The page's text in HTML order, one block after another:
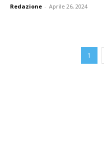
Redazione - Aprile 26, 2024
1